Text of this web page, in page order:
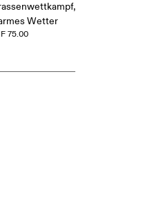
Wetter
75.00